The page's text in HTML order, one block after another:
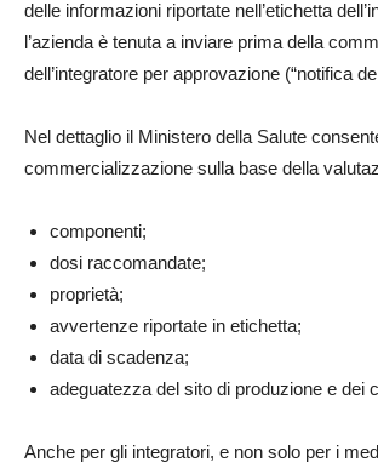
delle informazioni riportate nell’etichetta
l’azienda è tenuta a inviare prima della
dell’integratore per approvazione (“notifica
Nel dettaglio il Ministero della Salute
commercializzazione sulla base della
componenti;
dosi raccomandate;
proprietà;
avvertenze riportate in etichetta;
data di scadenza;
adeguatezza del sito di produzione e dei
Anche per gli integratori, e non solo per i